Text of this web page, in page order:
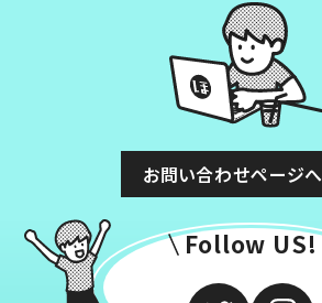
お問い合わせページへ
Follow US!